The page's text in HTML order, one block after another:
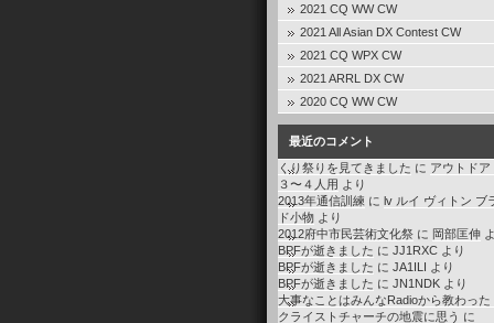
2021 CQ WW CW
2021 All Asian DX Contest CW
2021 CQ WPX CW
2021 ARRL DX CW
2020 CQ WW CW
最近のコメント
くり祭りを見てきました に アウトドア
３〜４人用 より
2013年通信訓練 に lv ルイ ヴィトン ブ
ド小物より
2012府中市民芸術文化祭に 岡部匡伸
BPFが逝きました に JJ1RXCより
BPFが逝きました に JA1ILI より
BPFが逝きました に JN1NDKより
大事なことはみんなRadioから教わった
クライストチャーチの地震に思う に